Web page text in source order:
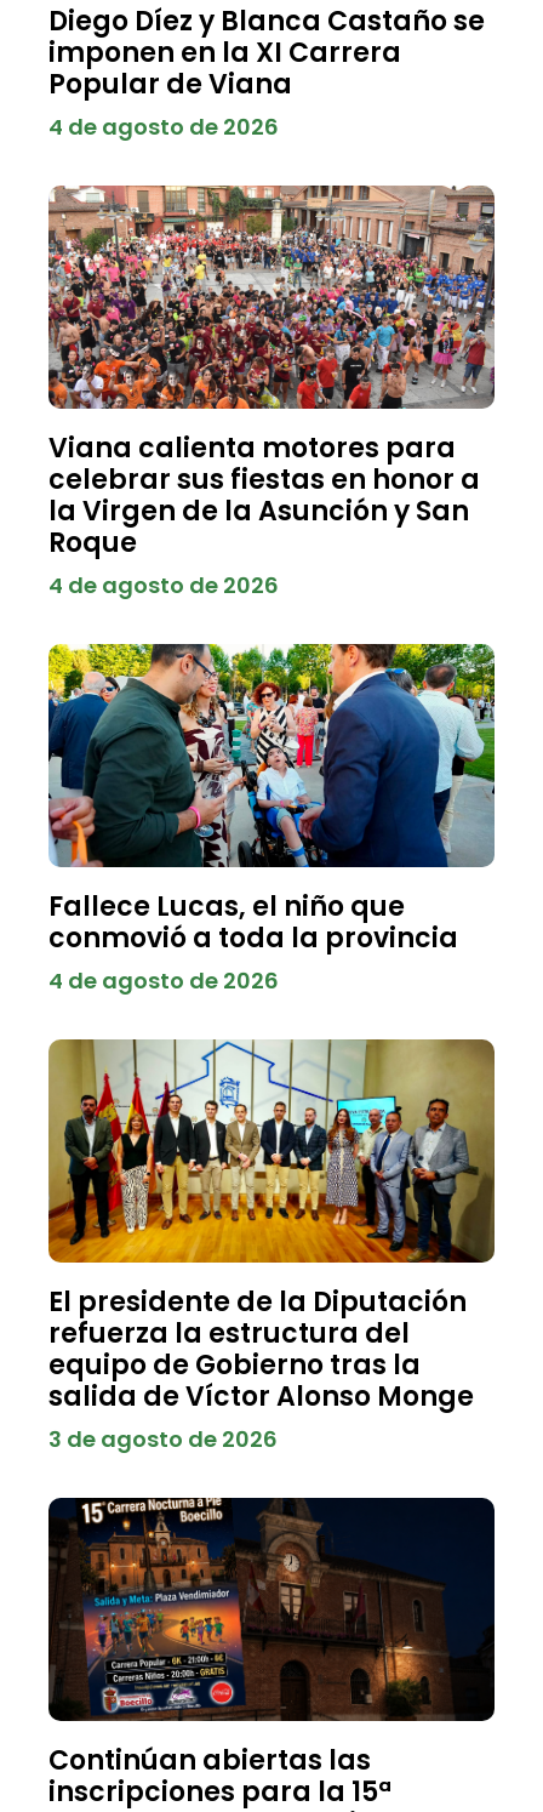
Diego Díez y Blanca Castaño se
imponen en la XI Carrera
Popular de Viana
4 de agosto de 2026
Viana calienta motores para
celebrar sus fiestas en honor a
la Virgen de la Asunción y San
Roque
4 de agosto de 2026
Fallece Lucas, el niño que
conmovió a toda la provincia
4 de agosto de 2026
El presidente de la Diputación
refuerza la estructura del
equipo de Gobierno tras la
salida de Víctor Alonso Monge
3 de agosto de 2026
Continúan abiertas las
inscripciones para la 15ª